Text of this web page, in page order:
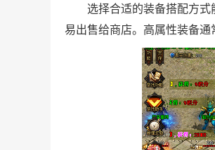
选择合适的装备搭配方
易出售给商店。高属性装备通